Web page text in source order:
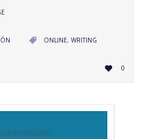
 CATEGORY
ONLINE, WRITING
 LOVE
IT0
información